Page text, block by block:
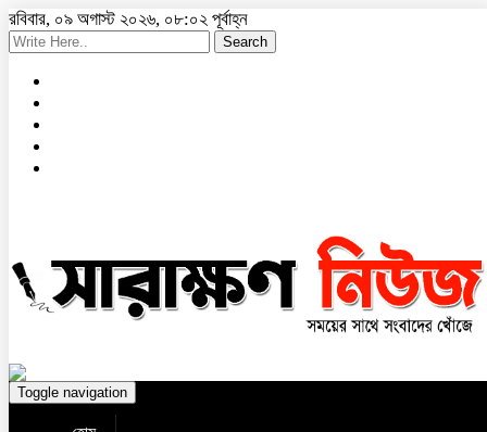
রবিবার, ০৯ অগাস্ট ২০২৬, ০৮:০২ পূর্বাহ্ন
Search
Toggle navigation